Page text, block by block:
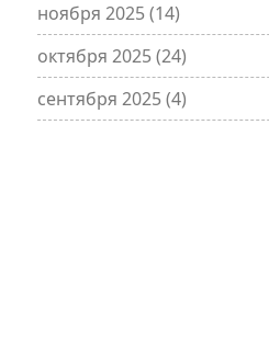
ноября 2025(14)
октября 2025(24)
сентября 2025(4)